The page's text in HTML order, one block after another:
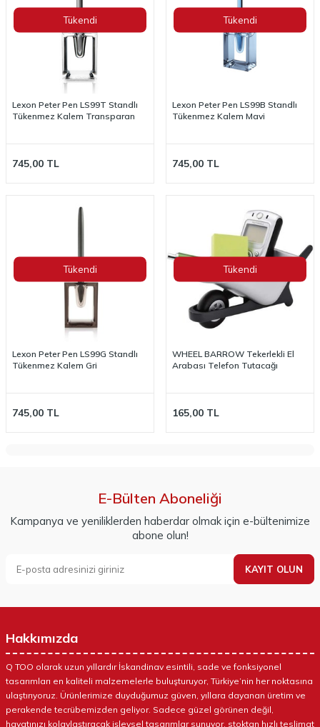
Tükendi
Lexon Peter Pen LS99T Standlı
Tükenmez Kalem Transparan
745,00 TL
Tükendi
Lexon Peter Pen LS99B Standlı
Tükenmez Kalem Mavi
745,00 TL
Tükendi
Lexon Peter Pen LS99G Standlı
Tükenmez Kalem Gri
745,00 TL
Tükendi
WHEEL BARROW Tekerlekli El
Arabası Telefon Tutacağı
165,00 TL
E-Bülten Aboneliği
Kampanya ve yeniliklerden haberdar olmak için e-bültenimize
abone olun!
KAYIT OLUN
Hakkımızda
Q TOO olarak uzun yıllardır İskandinav esintili, sade ve fonksiyonel
tasarımları en kaliteli malzemelerle buluşturuyor, Türkiye’nin her noktasına
ulaştırıyoruz. Ürünlerimize duyduğumuz güven, yıllara dayanan üretim ve
perakende tecrübemizden geliyor. Sadece güzel görünen değil,
hayatınızı kolaylaştıracak işlevsel tasarımlar sunuyor, stoktan hızlı teslimat